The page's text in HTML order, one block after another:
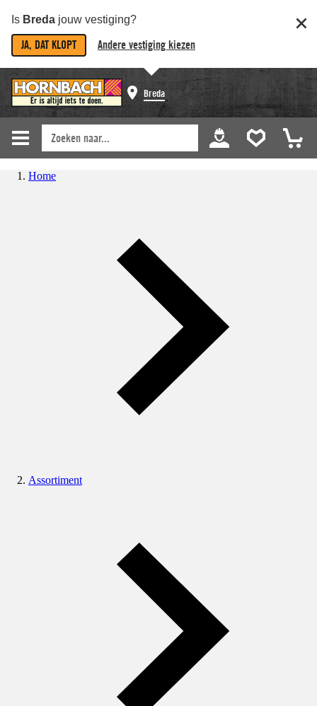
Is Breda jouw vestiging?
JA, DAT KLOPT Andere vestiging kiezen
Breda
Home
Assortiment